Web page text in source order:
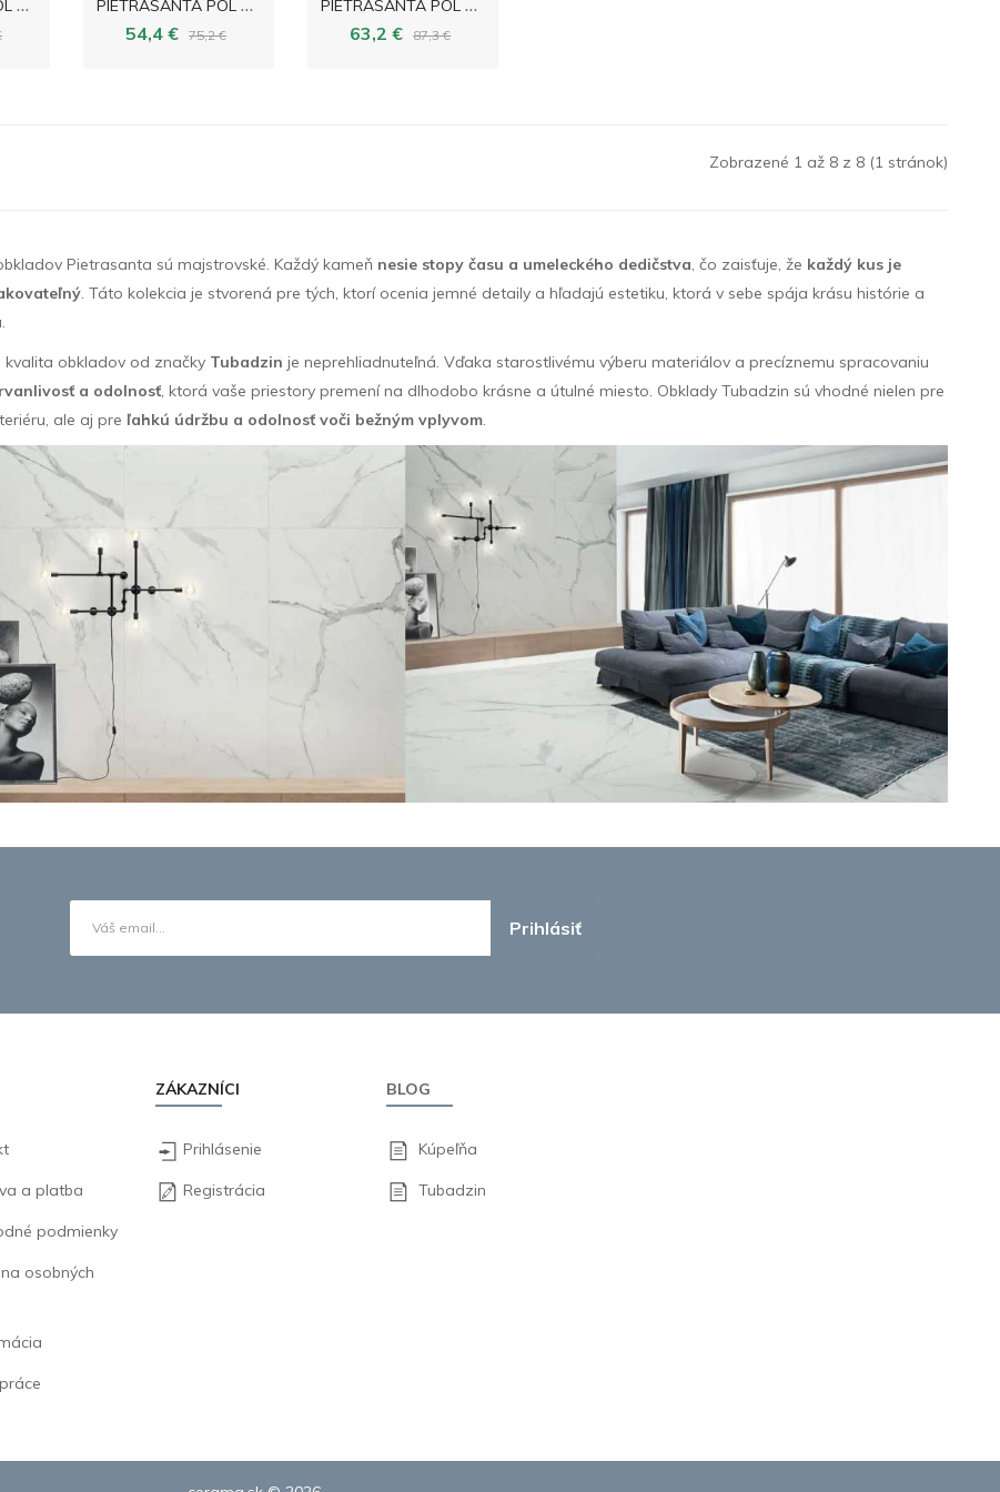
54,4 € 75,2 € 63,2 € 87,3 €
Zobrazené 1 až 8 z 8 (1 stránok)
Pietrasanta sú majstrovské. Každý kameň nesie stopy času a umeleckého dedičstva, čo zaisťuje, že každý kus je
. Táto kolekcia je stvorená pre tých, ktorí ocenia jemné detaily a hľadajú estetiku, ktorá v sebe spája krásu histórie a
kvalita obkladov od značky Tubadzin je neprehliadnuteľná. Vďaka starostlivému výberu materiálov a precíznemu spracovaniu
a odolnosť, ktorá vaše priestory premení na dlhodobo krásne a útulné miesto. Obklady Tubadzin sú vhodné nielen pre
ale aj pre ľahkú údržbu a odolnosť voči bežným vplyvom.
Prihlásiť
a platba
podmienky
osobných
ZÁKAZNÍCI
Prihlásenie
Registrácia
BLOG
Kúpeľňa
Tubadzin